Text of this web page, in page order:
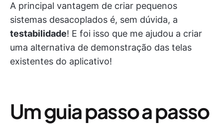
A principal vantagem de criar pequenos
sistemas desacoplados é, sem dúvida, a
testabilidade! E foi isso que me ajudou a criar
uma alternativa de demonstração das telas
existentes do aplicativo!
Um guia passo a passo